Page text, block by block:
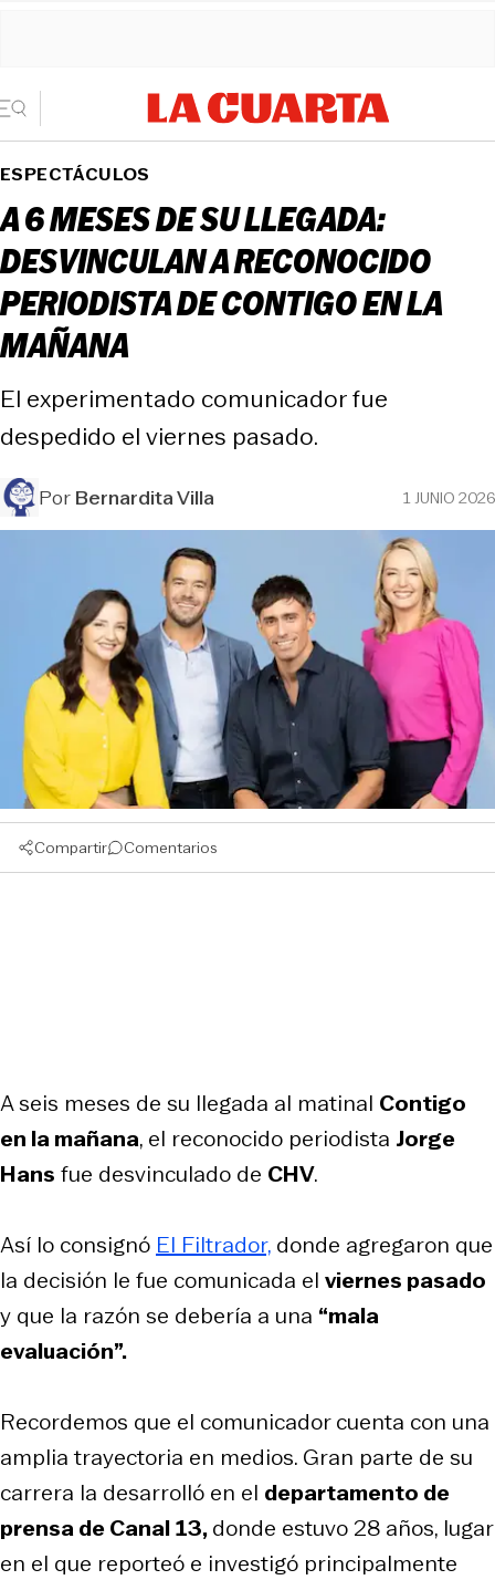
ESPECTÁCULOS
A 6 MESES DE SU LLEGADA:
DESVINCULAN A RECONOCIDO
PERIODISTA DE CONTIGO EN LA
MAÑANA
El experimentado comunicador fue
despedido el viernes pasado.
PorBernardita Villa 1 JUNIO 2026
Compartir Comentarios
A seis meses de su llegada al matinal Contigo
en la mañana, el reconocido periodista Jorge
Hans fue desvinculado de CHV.
Así lo consignó El Filtrador, donde agregaron que
la decisión le fue comunicada el viernes pasado
y que la razón se debería a una “mala
evaluación”.
Recordemos que el comunicador cuenta con una
amplia trayectoria en medios. Gran parte de su
carrera la desarrolló en el departamento de
prensa de Canal 13,donde estuvo 28 años, lugar
en el que reporteó e investigó principalmente